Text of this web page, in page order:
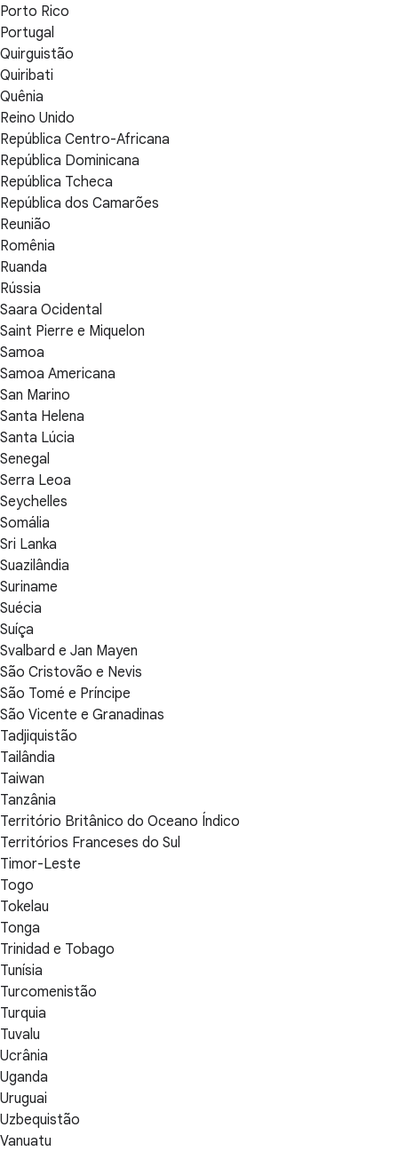
Porto Rico
Portugal
Quirguistão
Quiribati
Quênia
Reino Unido
República Centro-Africana
República Dominicana
República Tcheca
República dos Camarões
Reunião
Romênia
Ruanda
Rússia
Saara Ocidental
Saint Pierre e Miquelon
Samoa
Samoa Americana
San Marino
Santa Helena
Santa Lúcia
Senegal
Serra Leoa
Seychelles
Somália
Sri Lanka
Suazilândia
Suriname
Suécia
Suíça
Svalbard e Jan Mayen
São Cristovão e Nevis
São Tomé e Príncipe
São Vicente e Granadinas
Tadjiquistão
Tailândia
Taiwan
Tanzânia
Território Britânico do Oceano Índico
Territórios Franceses do Sul
Timor-Leste
Togo
Tokelau
Tonga
Trinidad e Tobago
Tunísia
Turcomenistão
Turquia
Tuvalu
Ucrânia
Uganda
Uruguai
Uzbequistão
Vanuatu